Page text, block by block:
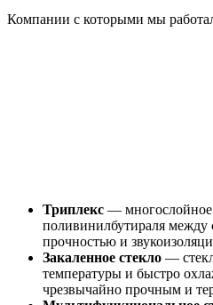
Компании с которыми мы
Триплекс — многослойное
поливинилбутираля между
прочностью и
Закаленное стекло —
температуры и быстро
чрезвычайно прочным и